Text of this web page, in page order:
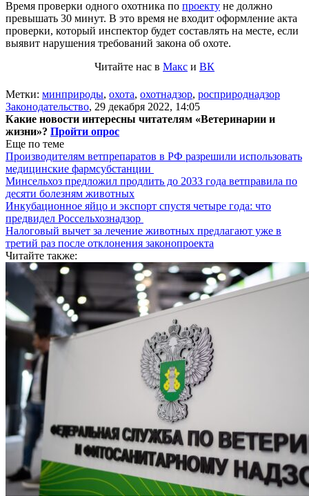
Время проверки одного охотника по проекту не должно
превышать 30 минут. В это время не входит оформление акта
проверки, который инспектор будет составлять на месте, если
выявит нарушения требований закона об охоте.
Читайте нас в Макс и ВК
Метки: минприроды, охота, охотнадзор, росприроднадзор
Законодательство, 29 декабря 2022, 14:05
Какие новости интересны читателям «Ветеринарии и
жизни»? Пройти опрос
Еще по теме
Производителям ветпрепаратов в РФ разрешили использовать
медицинские фармсубстанции
Минсельхоз предложил продлить до 2033 года ветправила по
десяти болезням животных
Инкубационное яйцо и экспорт спустя четыре года: что
предвидел Россельхознадзор
Налоговый вычет за лечение животных предлагают уже в
третий раз после отклонения законопроекта
Читайте также: